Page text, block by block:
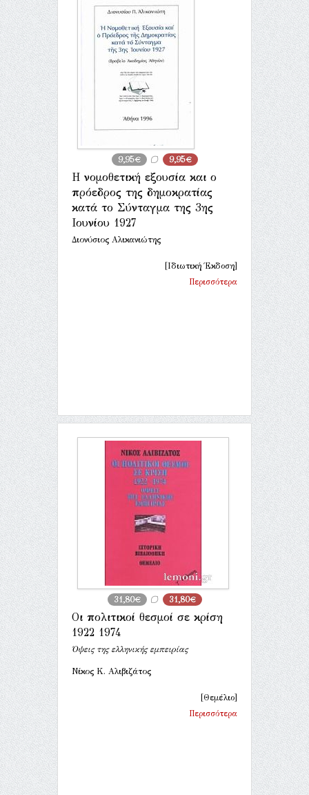
9,95€ 9,95€
Η νομοθετική εξουσία και ο
πρόεδρος της δημοκρατίας
κατά το Σύνταγμα της 3ης
Ιουνίου 1927
Διονύσιος Αλικανιώτης
[Ιδιωτική Έκδοση]
Περισσότερα
31,80€ 31,80€
Οι πολιτικοί θεσμοί σε κρίση
1922 1974
Όψεις της ελληνικής εμπειρίας
Νίκος Κ. Αλιβιζάτος
[Θεμέλιο]
Περισσότερα